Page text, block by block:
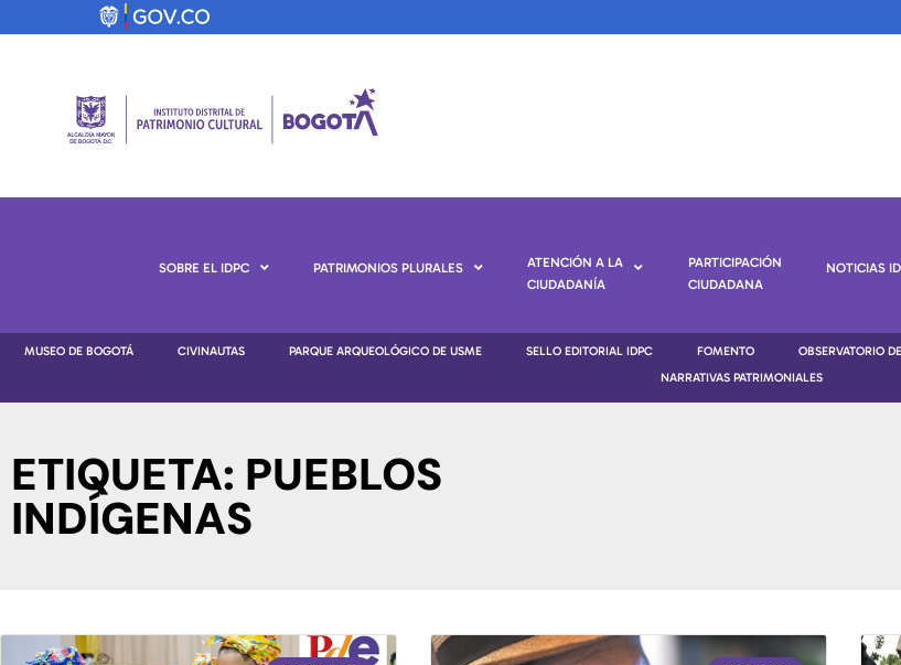
SOBRE EL IDPC PATRIMONIOS PLURALES
ATENCIÓN A LA
CIUDADANÍA
PARTICIPACIÓN
CIUDADANA
NOTICIAS
MUSEO DE BOGOTÁ CIVINAUTAS PARQUE ARQUEOLÓGICO DE USME SELLO EDITORIAL IDPC FOMENTO OBSERVATORIO
NARRATIVAS PATRIMONIALES
ETIQUETA: PUEBLOS
INDÍGENAS